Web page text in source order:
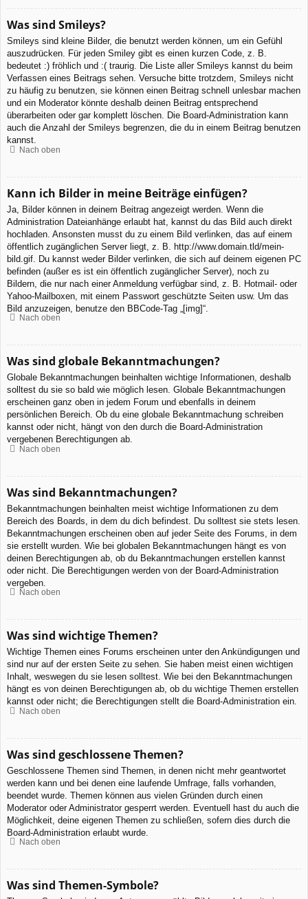
Was sind Smileys?
Smileys sind kleine Bilder, die benutzt werden können, um ein Gefühl
auszudrücken. Für jeden Smiley gibt es einen kurzen Code, z. B.
bedeutet :) fröhlich und :( traurig. Die Liste aller Smileys kannst du beim
Verfassen eines Beitrags sehen. Versuche bitte trotzdem, Smileys nicht
zu häufig zu benutzen, sie können einen Beitrag schnell unlesbar machen
und ein Moderator könnte deshalb deinen Beitrag entsprechend
überarbeiten oder gar komplett löschen. Die Board-Administration kann
auch die Anzahl der Smileys begrenzen, die du in einem Beitrag benutzen
kannst.
Nach oben
Kann ich Bilder in meine Beiträge einfügen?
Ja, Bilder können in deinem Beitrag angezeigt werden. Wenn die
Administration Dateianhänge erlaubt hat, kannst du das Bild auch direkt
hochladen. Ansonsten musst du zu einem Bild verlinken, das auf einem
öffentlich zugänglichen Server liegt, z. B. http://www.domain.tld/mein-
bild.gif. Du kannst weder Bilder verlinken, die sich auf deinem eigenen PC
befinden (außer es ist ein öffentlich zugänglicher Server), noch zu
Bildern, die nur nach einer Anmeldung verfügbar sind, z. B. Hotmail- oder
Yahoo-Mailboxen, mit einem Passwort geschützte Seiten usw. Um das
Bild anzuzeigen, benutze den BBCode-Tag „[img]“.
Nach oben
Was sind globale Bekanntmachungen?
Globale Bekanntmachungen beinhalten wichtige Informationen, deshalb
solltest du sie so bald wie möglich lesen. Globale Bekanntmachungen
erscheinen ganz oben in jedem Forum und ebenfalls in deinem
persönlichen Bereich. Ob du eine globale Bekanntmachung schreiben
kannst oder nicht, hängt von den durch die Board-Administration
vergebenen Berechtigungen ab.
Nach oben
Was sind Bekanntmachungen?
Bekanntmachungen beinhalten meist wichtige Informationen zu dem
Bereich des Boards, in dem du dich befindest. Du solltest sie stets lesen.
Bekanntmachungen erscheinen oben auf jeder Seite des Forums, in dem
sie erstellt wurden. Wie bei globalen Bekanntmachungen hängt es von
deinen Berechtigungen ab, ob du Bekanntmachungen erstellen kannst
oder nicht. Die Berechtigungen werden von der Board-Administration
vergeben.
Nach oben
Was sind wichtige Themen?
Wichtige Themen eines Forums erscheinen unter den Ankündigungen und
sind nur auf der ersten Seite zu sehen. Sie haben meist einen wichtigen
Inhalt, weswegen du sie lesen solltest. Wie bei den Bekanntmachungen
hängt es von deinen Berechtigungen ab, ob du wichtige Themen erstellen
kannst oder nicht; die Berechtigungen stellt die Board-Administration ein.
Nach oben
Was sind geschlossene Themen?
Geschlossene Themen sind Themen, in denen nicht mehr geantwortet
werden kann und bei denen eine laufende Umfrage, falls vorhanden,
beendet wurde. Themen können aus vielen Gründen durch einen
Moderator oder Administrator gesperrt werden. Eventuell hast du auch die
Möglichkeit, deine eigenen Themen zu schließen, sofern dies durch die
Board-Administration erlaubt wurde.
Nach oben
Was sind Themen-Symbole?